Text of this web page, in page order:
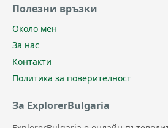
Полезни връзки
Около мен
За нас
Контакти
Политика за поверителност
За ExplorerBulgaria